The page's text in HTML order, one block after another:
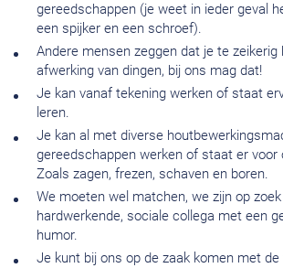
gereedschappen (je weet in ieder geval
een spijker en een schroef).
Andere mensen zeggen dat je te zeikerig
afwerking van dingen, bij ons mag dat!
Je kan vanaf tekening werken of staat
leren.
Je kan al met diverse
gereedschappen werken of staat er voor
Zoals zagen, frezen, schaven en boren.
We moeten wel matchen, we zijn op
hardwerkende, sociale collega met een
humor.
Je kunt bij ons op de zaak komen met